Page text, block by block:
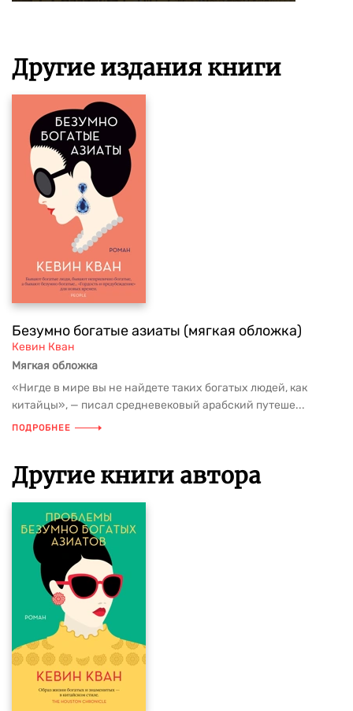
Другие издания книги
Безумно богатые азиаты (мягкая обложка)
Кевин Кван
Мягкая обложка
«Нигде в мире вы не найдете таких богатых людей, как
китайцы», — писал средневековый арабский путеше...
ПОДРОБНЕЕ
Другие книги автора